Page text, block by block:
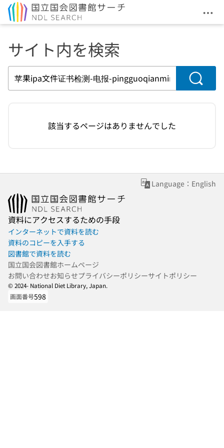
メ
サイト内を検索
検索
該当するページはありませんでした
Language：English
資料にアクセスするための手段
インターネットで資料を読む
資料のコピーを入手する
図書館で資料を読む
国立国会図書館ホームページ
お問い合わせお知らせプライバシーポリシーサイトポリシー
© 2024- National Diet Library, Japan.
画面番号598